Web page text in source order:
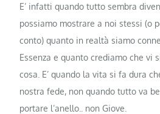
E’ infatti quando tutto sembra
possiamo mostrare a noi stessi (o
conto) quanto in realtà siamo
Essenza e quanto crediamo che vi
cosa. E’ quando la vita si fa dura
nostra fede, non quando tutto va
portare l’anello.. non Giove.